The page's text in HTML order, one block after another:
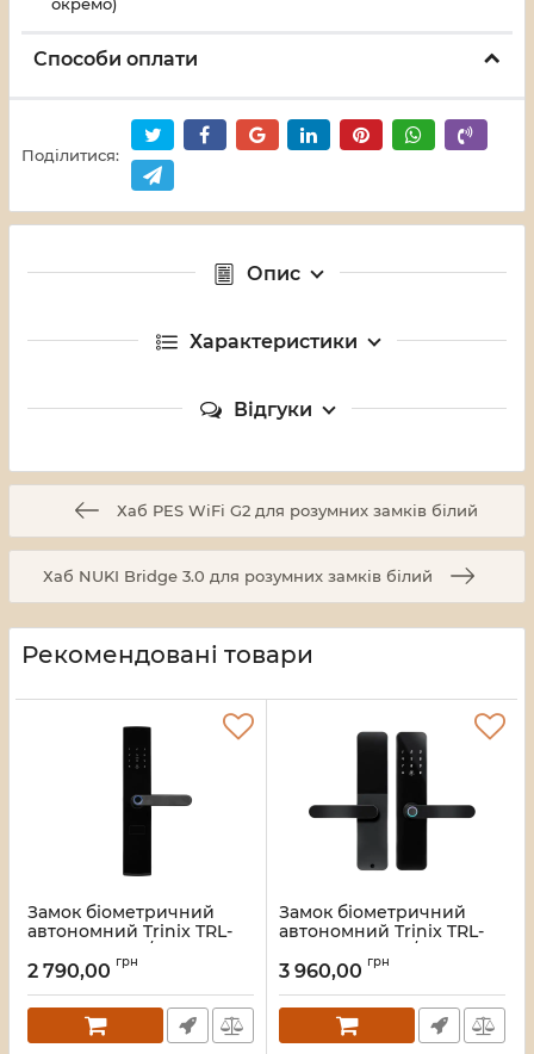
Способи оплати
Поділитися:
Опис
Характеристики
Відгуки
Хаб PES WiFi G2 для розумних замків білий
Хаб NUKI Bridge 3.0 для розумних замків білий
Рекомендовані товари
Замок біометричний
автономний Trinix TRL-
5404F Black L/R зі
зчитувачем відбитків
Артикул:65-00083
2 790,00 грн
Замок біометричний
автономний Trinix TRL-
5110BTF Black L/R з
Bluetooth, зчитувачем
Mifare
Артикул:65-00080
3 960,00 грн